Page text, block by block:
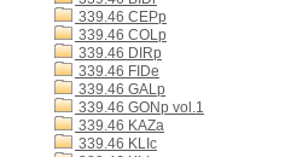
339.46 CEPp
339.46 COLp
339.46 DIRp
339.46 FIDe
339.46 GALp
339.46 GONp vol.1
339.46 KAZa
339.46 KLIc